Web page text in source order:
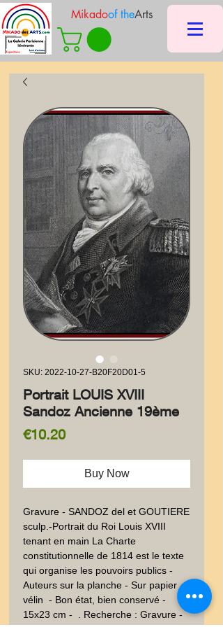
Mikadoof theArts
SKU: 2022-10-27-B20F20D01-5
Portrait LOUIS XVIII
Sandoz Ancienne 19ème
€10.20Price
Buy Now
Gravure - SANDOZ del et GOUTIERE
sculp.-Portrait du Roi Louis XVIII
tenant en main La Charte
constitutionnelle de 1814 est le texte
qui organise les pouvoirs publics -
Auteurs sur la planche - Sur papier
vélin  - Bon état, bien conservé -
15x23 cm -  . Recherche : Gravure -